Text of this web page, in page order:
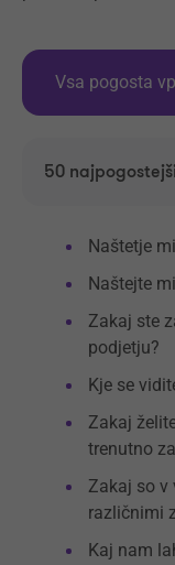
Vsa pogosta
50
Naštetje
Naštejte
Zakaj ste
podjetju?
Kje se
Zakaj
trenutno
Zakaj so v
različnimi
Kaj nam